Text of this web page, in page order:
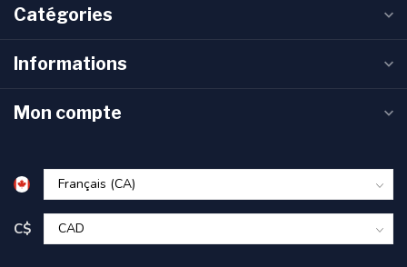
Catégories
Informations
Mon compte
C$